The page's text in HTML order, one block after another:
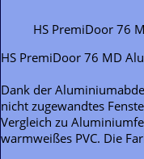
HS PremiDoor 76
HS PremiDoor 76 MD
Dank der
nicht zugewandtes
Vergleich zu
warmweißes PVC. Die